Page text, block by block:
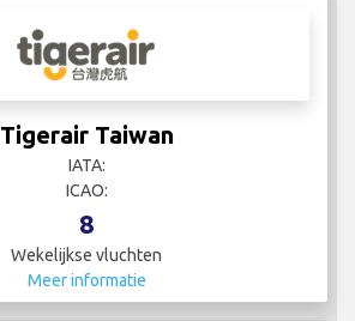
Tigerair Taiwan
IATA:
ICAO:
8
Wekelijkse vluchten
Meer informatie